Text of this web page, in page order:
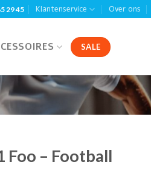
29 45 Klantenservice Over ons
SALE
Foo – Football